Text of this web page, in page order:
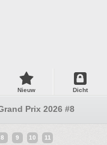
Nieuw Dicht
Prix 2026 #8
8 9 10 11